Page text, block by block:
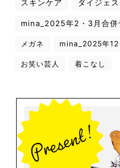
スキンケア ダイジェス
mina_2025年2・3月合併
メガネ mina_2025年12
お笑い芸人 着こなし